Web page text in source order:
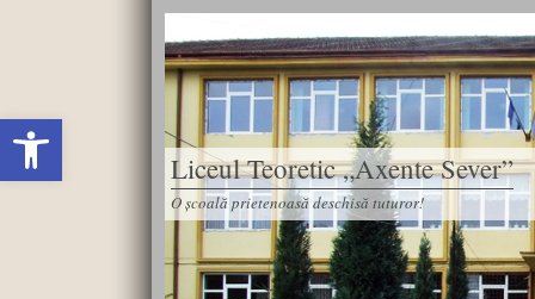
Deschide bara de unelte
Liceul Teoretic „Axente Sever”
O școală prietenoasă deschisă tuturor!